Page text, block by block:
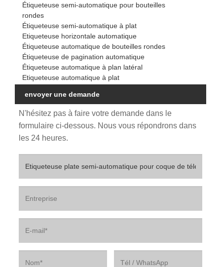
Étiqueteuse semi-automatique pour bouteilles
rondes
Étiqueteuse semi-automatique à plat
Etiqueteuse horizontale automatique
Étiqueteuse automatique de bouteilles rondes
Étiqueteuse de pagination automatique
Étiqueteuse automatique à plan latéral
Etiqueteuse automatique à plat
envoyer une demande
N'hésitez pas à faire votre demande dans le
formulaire ci-dessous. Nous vous répondrons dans
les 24 heures.